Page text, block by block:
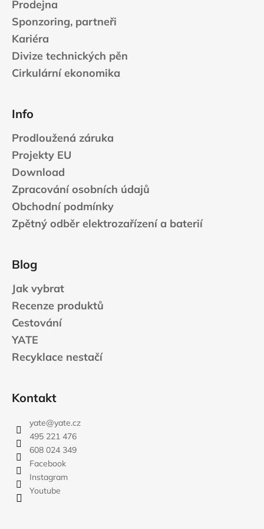
Prodejna
Sponzoring, partneři
Kariéra
Divize technických pěn
Cirkulární ekonomika
Info
Prodloužená záruka
Projekty EU
Download
Zpracování osobních údajů
Obchodní podmínky
Zpětný odběr elektrozařízení a baterií
Blog
Jak vybrat
Recenze produktů
Cestování
YATE
Recyklace nestačí
Kontakt
yate@yate.cz
495 221 476
608 024 349
Facebook
Instagram
Youtube